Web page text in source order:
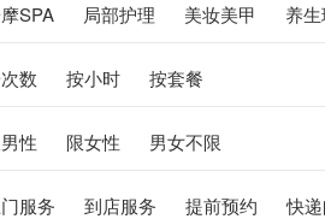
SPA 局部护理 美妆美甲 养
数 按小时 按套餐
性 限女性 男女不限
门服务 到店服务 提前预约 快